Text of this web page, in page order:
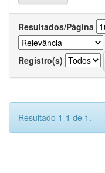
Resultados/Página
Registro(s)
Resultado 1-1 de 1.